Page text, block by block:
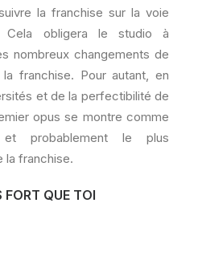
la franchise sur la voie
Cela obligera le studio à
nombreux changements de
franchise. Pour autant, en
et de la perfectibilité de
opus se montre comme
probablement le plus
la franchise.
FORT QUE TOI